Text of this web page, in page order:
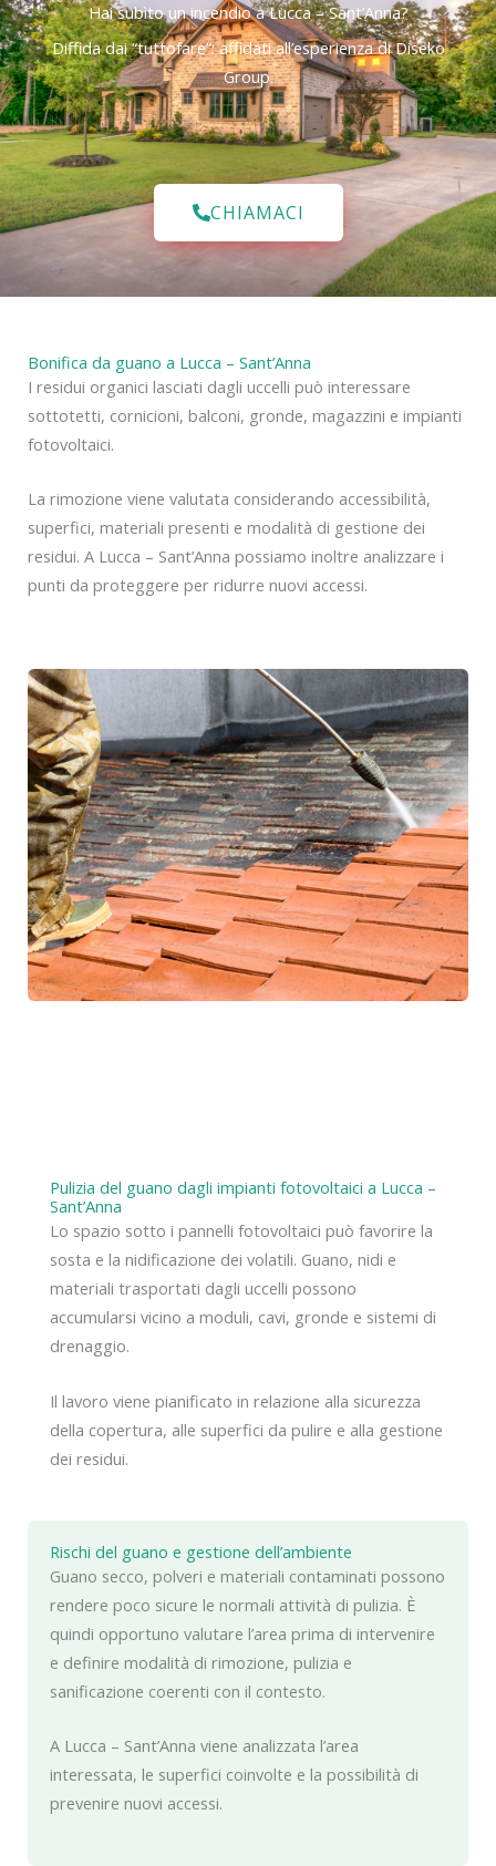
Hai subìto un incendio a Lucca – Sant’Anna?
Diffida dai “tuttofare”: affidati all’esperienza di Diseko
Group.
CHIAMACI
Bonifica da guano a Lucca – Sant’Anna
I residui organici lasciati dagli uccelli può interessare
sottotetti, cornicioni, balconi, gronde, magazzini e impianti
fotovoltaici.
La rimozione viene valutata considerando accessibilità,
superfici, materiali presenti e modalità di gestione dei
residui. A Lucca – Sant’Anna possiamo inoltre analizzare i
punti da proteggere per ridurre nuovi accessi.
Rischi del guano e gestione dell’ambiente
Guano secco, polveri e materiali contaminati possono
rendere poco sicure le normali attività di pulizia. È
quindi opportuno valutare l’area prima di intervenire
e definire modalità di rimozione, pulizia e
sanificazione coerenti con il contesto.
A Lucca – Sant’Anna viene analizzata l’area
interessata, le superfici coinvolte e la possibilità di
prevenire nuovi accessi.
Pulizia del guano dagli impianti fotovoltaici a Lucca –
Sant’Anna
Lo spazio sotto i pannelli fotovoltaici può favorire la
sosta e la nidificazione dei volatili. Guano, nidi e
materiali trasportati dagli uccelli possono
accumularsi vicino a moduli, cavi, gronde e sistemi di
drenaggio.
Il lavoro viene pianificato in relazione alla sicurezza
della copertura, alle superfici da pulire e alla gestione
dei residui.